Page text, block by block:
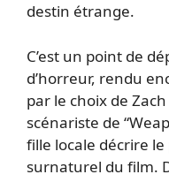
destin étrange.
C’est un point de
d’horreur, rendu
par le choix de
scénariste de
fille locale décrire
surnaturel du film.